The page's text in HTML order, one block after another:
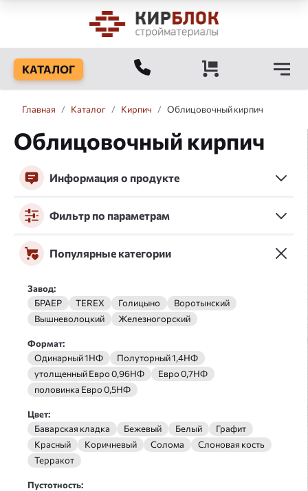
КАТАЛОГ
Главная / Каталог / Кирпич / Облицовочный кирпич
Облицовочный кирпич
Информация о продукте
Фильтр по параметрам
Популярные категории
Завод:
БРАЕР
TEREX Голицыно
Воротынский
Вышневолоцкий
Железногорский
Формат:
Одинарный 1НФ
Полуторный 1,4НФ
утолщенный Евро 0,96НФ
Евро 0,7НФ
половинка Евро 0,5НФ
Цвет:
Баварская кладка
Бежевый Белый
Графит
Красный
Коричневый Солома
Слоновая кость
Терракот
Пустотность: